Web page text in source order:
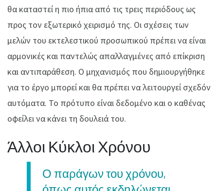
θα καταστεί η πιο ήπια από τις τρεις περιόδους ως
προς τον εξωτερικό χειρισμό της. Οι σχέσεις των
μελών του εκτελεστικού προσωπικού πρέπει να είναι
αρμονικές και παντελώς απαλλαγμένες από επίκριση
και αντιπαράθεση. Ο μηχανισμός που δημιουργήθηκε
για το έργο μπορεί και θα πρέπει να λειτουργεί σχεδόν
αυτόματα. Το πρότυπο είναι δεδομένο και ο καθένας
οφείλει να κάνει τη δουλειά του.
Άλλοι Κύκλοι Χρόνου
Ο παράγων του χρόνου,